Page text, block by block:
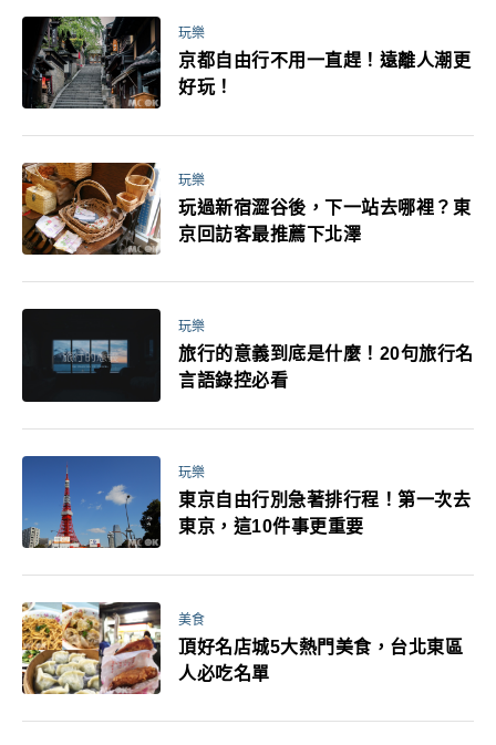
玩樂
京都自由行不用一直趕！遠離人潮更
好玩！
玩樂
玩過新宿澀谷後，下一站去哪裡？東
京回訪客最推薦下北澤
玩樂
旅行的意義到底是什麼！20句旅行名
言語錄控必看
玩樂
東京自由行別急著排行程！第一次去
東京，這10件事更重要
美食
頂好名店城5大熱門美食，台北東區
人必吃名單